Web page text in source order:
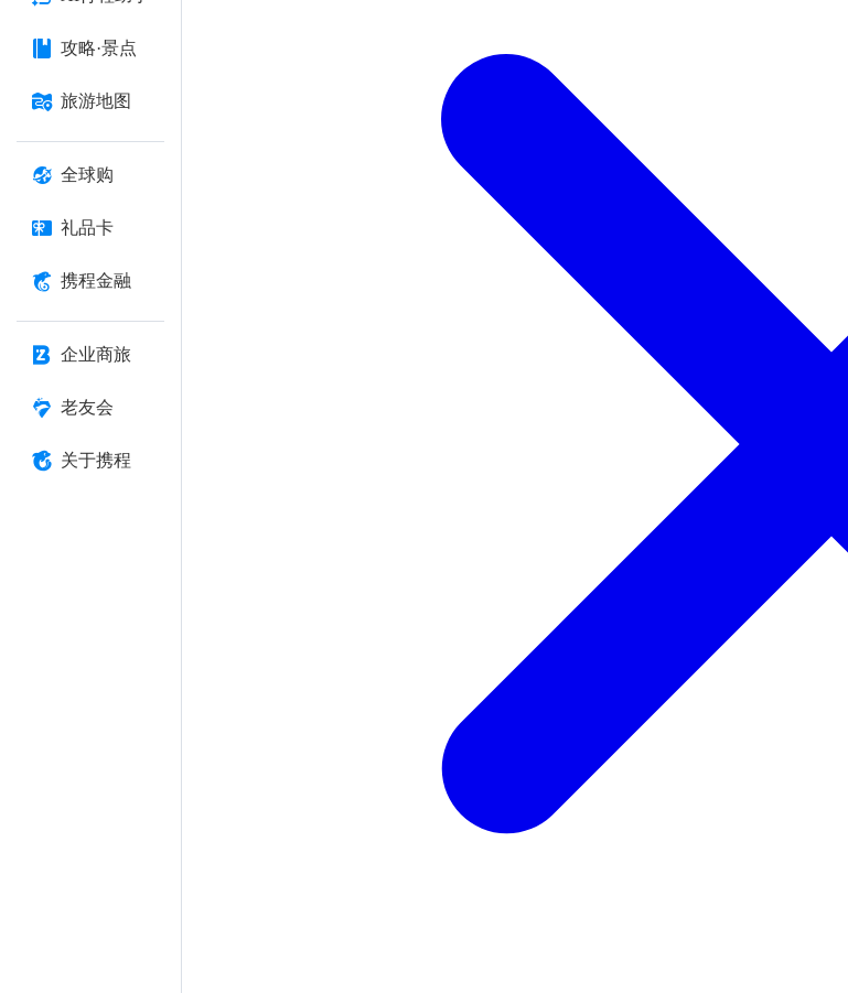
攻略·景点
旅游地图
全球购
礼品卡
携程金融
企业商旅
老友会
关于携程